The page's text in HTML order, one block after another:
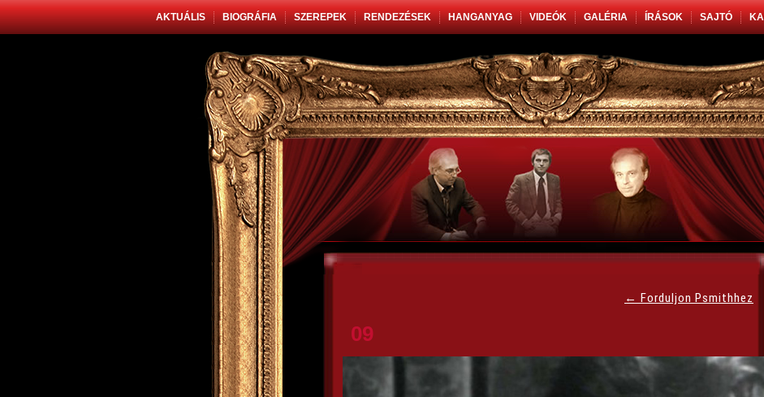
AKTUÁLIS BIOGRÁFIA SZEREPEK RENDEZÉSEK HANGANYAG VIDEÓK GALÉRIA ÍRÁSOK SAJTÓ
← Forduljon Psmithhez
09